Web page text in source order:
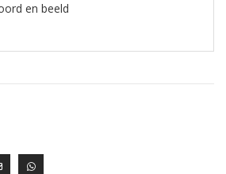
en beeld